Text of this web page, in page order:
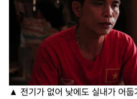
▲ 전기가 없어 낮에도 실내가 어둡